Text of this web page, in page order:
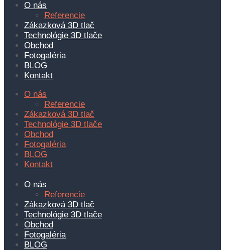
O nás
Referencie
Zákazková 3D tlač
Technológie 3D tlače
Obchod
Fotogaléria
BLOG
Kontakt
O nás
Referencie
Zákazková 3D tlač
Technológie 3D tlače
Obchod
Fotogaléria
BLOG
Kontakt
O nás
Referencie
Zákazková 3D tlač
Technológie 3D tlače
Obchod
Fotogaléria
BLOG